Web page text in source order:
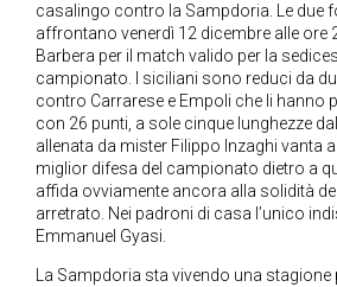
casalingo contro la Sampdoria. Le due
affrontano venerdì 12 dicembre alle ore
Barbera per il match valido per la
campionato. I siciliani sono reduci da
contro Carrarese e Empoli che li hanno
con 26 punti, a sole cinque lunghezze
allenata da mister Filippo Inzaghi vanta
miglior difesa del campionato dietro a
affida ovviamente ancora alla solidità
arretrato. Nei padroni di casa l’unico
Emmanuel Gyasi.
La Sampdoria sta vivendo una stagione